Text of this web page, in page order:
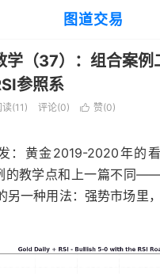
图道交易
学（37）：组合案
参照系
读(11 ) 评论(0)  赞(0)
：黄金2019-2020年的
的教学点和上一篇不同
另一种用法：强势市场里